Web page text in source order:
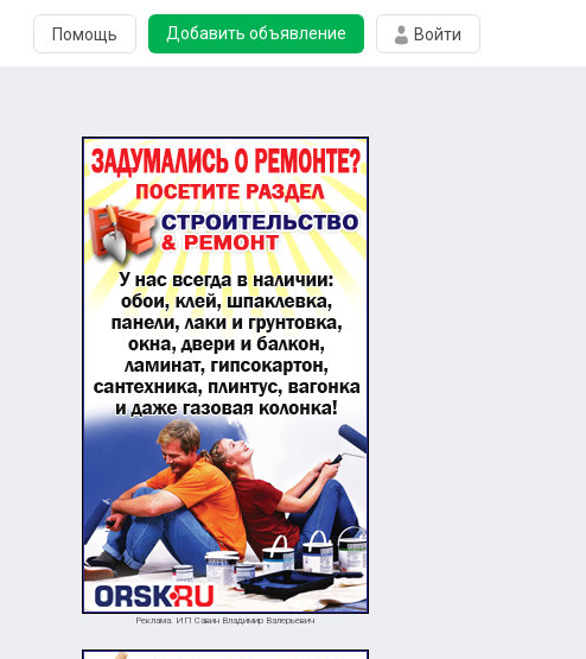
Помощь Добавить объявление Войти
Реклама. ИП Савин Владимир Валерьевич